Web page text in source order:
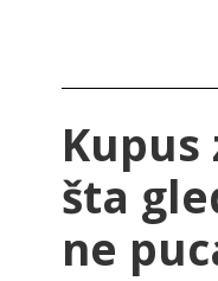
Kupus
šta
ne